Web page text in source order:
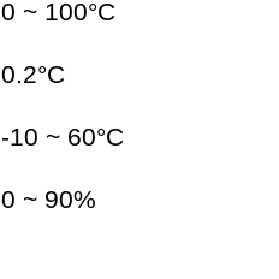
0 ~ 100°C
0.2°C
-10 ~ 60°C
0 ~ 90%